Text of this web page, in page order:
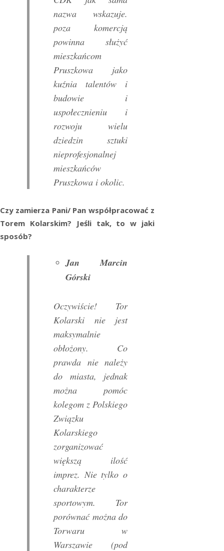
nazwa wskazuje.
poza komercją
powinna służyć
mieszkańcom
Pruszkowa jako
kuźnia talentów i
budowie i
uspołecznieniu i
rozwoju wielu
dziedzin sztuki
nieprofesjonalnej
mieszkańców
Pruszkowa i okolic.
Czy zamierza Pani/ Pan współpracować z
Torem Kolarskim? Jeśli tak, to w jaki
sposób?
Jan Marcin
Górski
Oczywiście! Tor
Kolarski nie jest
maksymalnie
obłożony. Co
prawda nie należy
do miasta, jednak
można pomóc
kolegom z Polskiego
Związku
Kolarskiego
zorganizować
większą ilość
imprez. Nie tylko o
charakterze
sportowym. Tor
porównać można do
Torwaru w
Warszawie (pod